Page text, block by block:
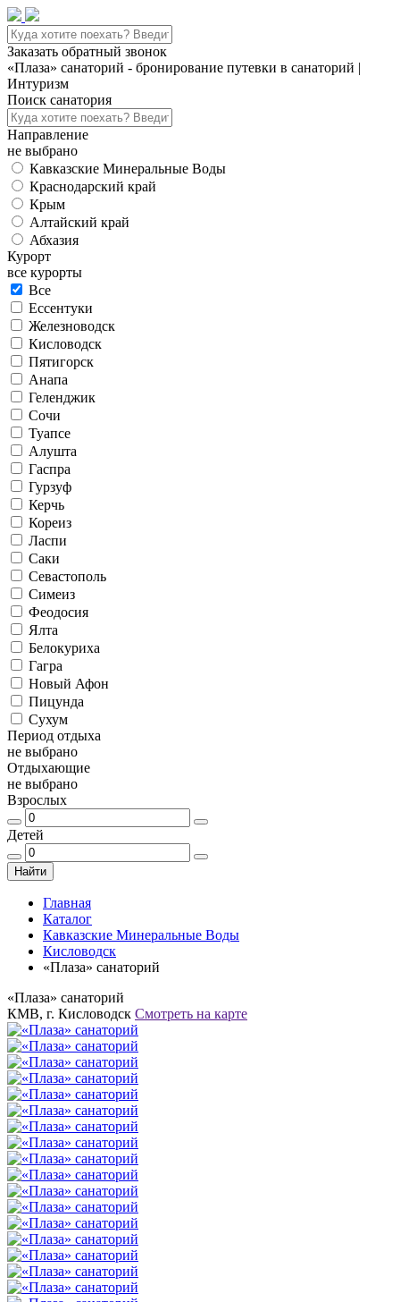
Заказать обратный звонок
«Плаза» санаторий - бронирование путевки в санаторий |
Интуризм
Поиск санатория
Направление
не выбрано
Кавказские Минеральные Воды
Краснодарский край
Крым
Алтайский край
Абхазия
Курорт
все курорты
Все
Ессентуки
Железноводск
Кисловодск
Пятигорск
Анапа
Геленджик
Сочи
Туапсе
Алушта
Гаспра
Гурзуф
Керчь
Кореиз
Ласпи
Саки
Севастополь
Симеиз
Феодосия
Ялта
Белокуриха
Гагра
Новый Афон
Пицунда
Сухум
Период отдыха
не выбрано
Отдыхающие
не выбрано
Взрослых
Детей
Найти
Главная
Каталог
Кавказские Минеральные Воды
Кисловодск
«Плаза» санаторий
«Плаза» санаторий
КМВ, г. Кисловодск Смотреть на карте